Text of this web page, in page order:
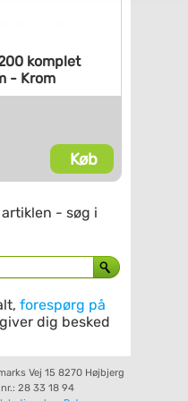
komplet
- Krom
Køb
artiklen - søg i
forespørg på
dig besked
Vej 15 8270 Højbjerg
nr.: 28 33 18 94